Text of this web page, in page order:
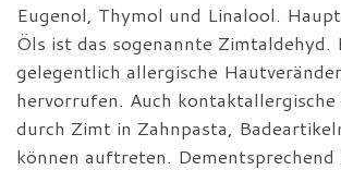
Eugenol, Thymol und Linalool.
Öls ist das sogenannte Zimtaldehyd.
gelegentlich allergische
hervorrufen. Auch kontaktallergische
durch Zimt in Zahnpasta,
können auftreten. Dementsprechend